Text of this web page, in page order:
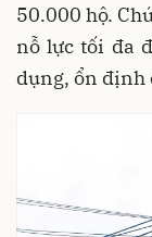
50.000 hộ.
nỗ lực tối đa
dụng, ổn định